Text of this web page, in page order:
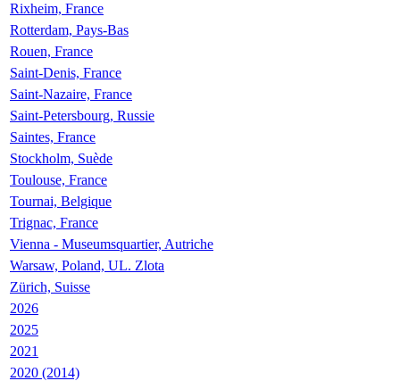
Rixheim, France
Rotterdam, Pays-Bas
Rouen, France
Saint-Denis, France
Saint-Nazaire, France
Saint-Petersbourg, Russie
Saintes, France
Stockholm, Suède
Toulouse, France
Tournai, Belgique
Trignac, France
Vienna - Museumsquartier, Autriche
Warsaw, Poland, UL. Zlota
Zürich, Suisse
2026
2025
2021
2020 (2014)